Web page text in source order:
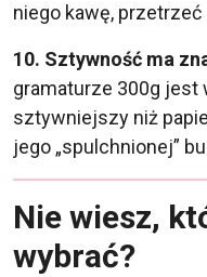
niego kawę,
10. Sztywność ma
gramaturze 300g jest
sztywniejszy niż
jego „spulchnionej”
Nie wiesz,
wybrać?